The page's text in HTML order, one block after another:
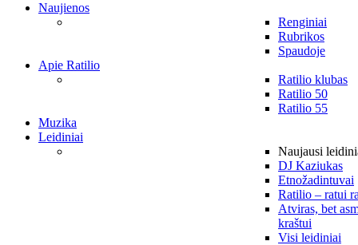
Naujienos
Renginiai
Rubrikos
Spaudoje
Apie Ratilio
Ratilio klubas
Ratilio 50
Ratilio 55
Muzika
Leidiniai
Naujausi
DJ Kaziukas
Etnožadintuvai
Ratilio – ratui
Atviras, bet
kraštui
Visi leidiniai